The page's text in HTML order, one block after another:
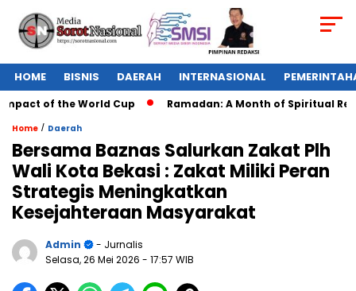
HOME BISNIS DAERAH INTERNASIONAL
of the World Cup Ramadan: A Month of Spiritual
Home / Daerah
Bersama Baznas Salurkan Zakat Plh
Wali Kota Bekasi : Zakat Miliki Peran
Strategis Meningkatkan
Kesejahteraan Masyarakat
Admin
- Jurnalis
Selasa, 26 Mei 2026 - 17:57 WIB